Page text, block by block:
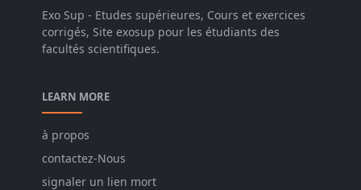
Exo Sup - Etudes supérieures, Cours et exercices
corrigés, Site exosup pour les étudiants des
facultés scientifiques.
LEARN MORE
à propos
contactez-Nous
signaler un lien mort